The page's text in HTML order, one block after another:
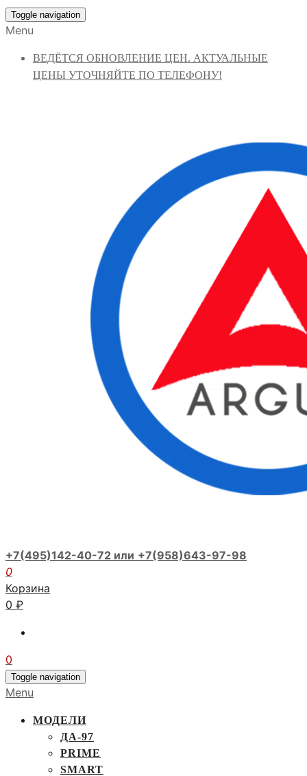
Toggle navigation
Menu
ВЕДЁТСЯ ОБНОВЛЕНИЕ ЦЕН. АКТУАЛЬНЫЕ
ЦЕНЫ УТОЧНЯЙТЕ ПО ТЕЛЕФОНУ!
+7(495)142-40-72 или +7(958)643-97-98
0
Корзина
0 ₽
0
Toggle navigation
Menu
МОДЕЛИ
ДА-97
PRIME
SMART